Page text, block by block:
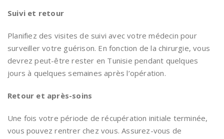
Suivi et retour
Planifiez des visites de suivi avec votre médecin pour
surveiller votre guérison. En fonction de la chirurgie, vous
devrez peut-être rester en Tunisie pendant quelques
jours à quelques semaines après l’opération.
Retour et après-soins
Une fois votre période de récupération initiale terminée,
vous pouvez rentrer chez vous. Assurez-vous de